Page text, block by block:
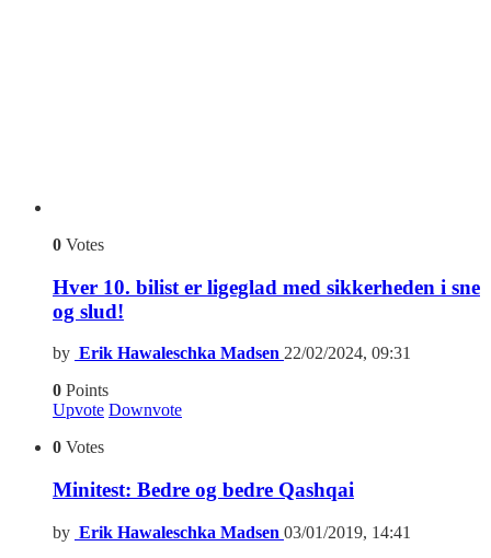
0 Votes
Hver 10. bilist er ligeglad med sikkerheden i sne
og slud!
by Erik Hawaleschka Madsen 22/02/2024, 09:31
0 Points
Upvote Downvote
0 Votes
Minitest: Bedre og bedre Qashqai
by Erik Hawaleschka Madsen 03/01/2019, 14:41